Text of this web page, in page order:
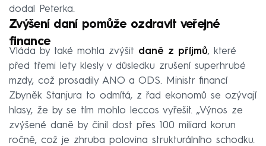
dodal Peterka.
Zvýšení daní pomůže ozdravit veřejné
finance
Vláda by také mohla zvýšit daně z příjmů, které
před třemi lety klesly v důsledku zrušení superhrubé
mzdy, což prosadily ANO a ODS. Ministr financí
Zbyněk Stanjura to odmítá, z řad ekonomů se ozývají
hlasy, že by se tím mohlo leccos vyřešit. „Výnos ze
zvýšené daně by činil dost přes 100 miliard korun
ročně, což je zhruba polovina strukturálního schodku.